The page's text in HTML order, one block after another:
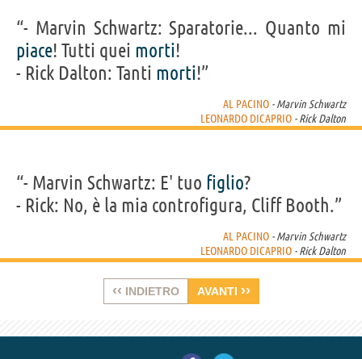
“- Marvin Schwartz: Sparatorie... Quanto mi
piace! Tutti quei morti!
- Rick Dalton: Tanti morti!”
AL PACINO - Marvin Schwartz
LEONARDO DICAPRIO - Rick Dalton
“- Marvin Schwartz: E' tuo figlio?
- Rick: No, è la mia controfigura, Cliff Booth.”
AL PACINO - Marvin Schwartz
LEONARDO DICAPRIO - Rick Dalton
‹‹ INDIETRO AVANTI ››